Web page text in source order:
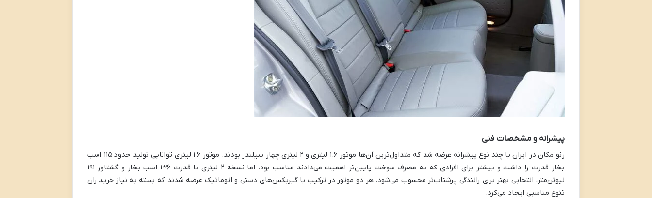
پیشرانه و مشخصات فنی
رنو مگان در ایران با چند نوع پیشرانه عرضه شد که متداول‌ترین آن‌ها موتور ۱.۶ لیتری و ۲ لیتری چهار سیلندر بودند. موتور ۱.۶ لیتری توانایی تولید حدود ۱۱۵ اسب
بخار قدرت را داشت و بیشتر برای افرادی که به مصرف سوخت پایین‌تر اهمیت می‌دادند مناسب بود. اما نسخه ۲ لیتری با قدرت ۱۳۶ اسب بخار و گشتاور ۱۹۱
نیوتن‌متر، انتخابی بهتر برای رانندگی پرشتاب‌تر محسوب می‌شود. هر دو موتور در ترکیب با گیربکس‌های دستی و اتوماتیک عرضه شدند که بسته به نیاز خریداران
تنوع مناسبی ایجاد می‌کرد.